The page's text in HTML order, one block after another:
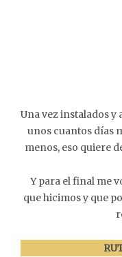
Una vez instalados y
unos cuantos días
menos, eso quiere
Y para el final me
que hicimos y que